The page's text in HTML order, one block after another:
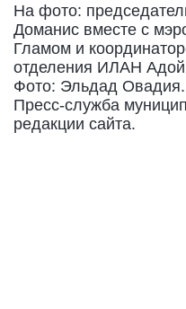
На фото:
Доманис вместе с
Гламом и
отделения ИЛАН
Фото: Эльдад Овадия.
Пресс-служба
редакции сайта.